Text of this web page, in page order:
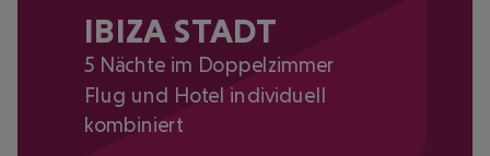
IBIZA STADT
5 Nächte im Doppelzimmer
Flug und Hotel individuell
kombiniert